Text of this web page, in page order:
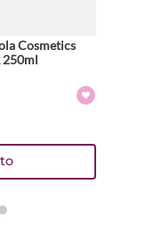
Cosmetics
250ml